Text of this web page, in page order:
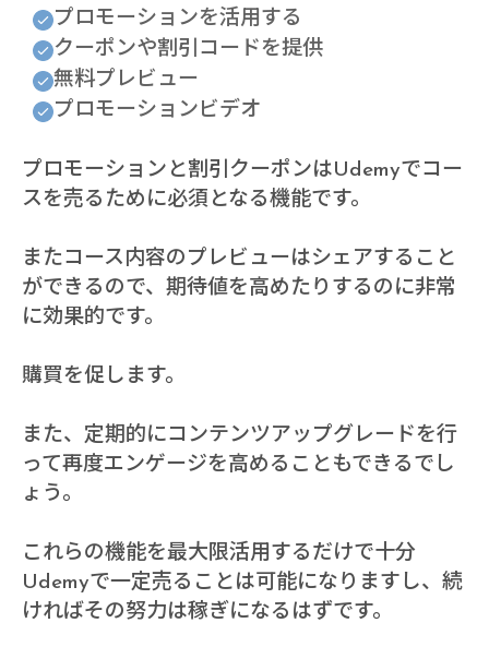
プロモーションを活用する
クーポンや割引コードを提供
無料プレビュー
プロモーションビデオ
プロモーションと割引クーポンはUdemyでコー
スを売るために必須となる機能です。
またコース内容のプレビューはシェアすること
ができるので、期待値を高めたりするのに非常
に効果的です。
購買を促します。
また、定期的にコンテンツアップグレードを行
って再度エンゲージを高めることもできるでし
ょう。
これらの機能を最大限活用するだけで十分
Udemyで一定売ることは可能になりますし、続
ければその努力は稼ぎになるはずです。